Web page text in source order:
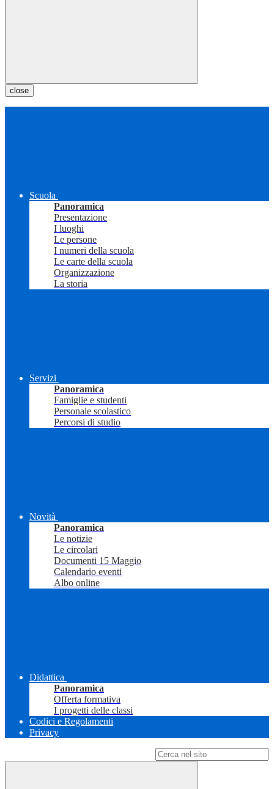
close
Scuola
Panoramica
Presentazione
I luoghi
Le persone
I numeri della scuola
Le carte della scuola
Organizzazione
La storia
Servizi
Panoramica
Famiglie e studenti
Personale scolastico
Percorsi di studio
Novità
Panoramica
Le notizie
Le circolari
Documenti 15 Maggio
Calendario eventi
Albo online
Didattica
Panoramica
Offerta formativa
I progetti delle classi
Codici e Regolamenti
Privacy